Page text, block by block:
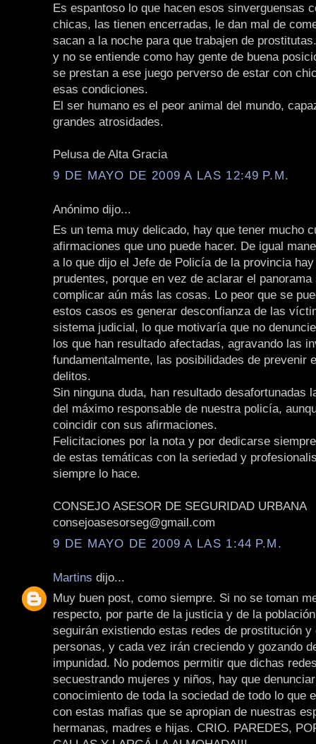
Es espantoso lo que hacen esos sinverguensas
chicas, las tienen encerradas, le dan mal de
sacan a la noche para que trabajen de
y no se entiende como hay gente de buena
se prestan a ese juego perverso de estar con
esas condiciones.
El ser humano es el peor animal del mundo,
grandes atrosidades.
Pelusa de Alta Gracia
9 DE MAYO DE 2009 A LAS 12:49 P.M.
Anónimo dijo...
Es un tema muy delicado, hay que tener mucho
afirmaciones que uno puede hacer. De igual
a lo que dijo el Jefe de Policía de la provincia
prudentes, porque en vez de aclarar el panorama
complicar aún más las cosas. Lo peor que se
estos casos es generar desconfianza de las
sistema judicial, lo que motivaría que no
los que han resultado afectadas, agravando las
fundamentalmente, las posibilidades de prevenir
delitos.
Sin ninguna duda, han resultado desafortunadas
del máximo responsable de nuestra policía,
coincidir con sus afirmaciones.
Felicitaciones por la nota y por dedicarse
de estas temáticas con la seriedad y
siempre lo hace.
CONSEJO ASESOR DE SEGURIDAD URBANA
consejoasesorseg@gmail.com
9 DE MAYO DE 2009 A LAS 1:44 P.M.
Martins dijo...
Muy buen post, como siempre. Si no se toman
respecto, por parte de la justicia y de la
seguirán existiendo estas redes de prostitución y
personas, y cada vez irán creciendo y gozando
impunidad. No podemos permitir que dichas
secuestrando mujeres y niños, hay que
conocimiento de toda la sociedad de todo lo que
con estas mafias que se apropian de nuestras
hermanas, madres e hijas. CRIO. PAREDES,